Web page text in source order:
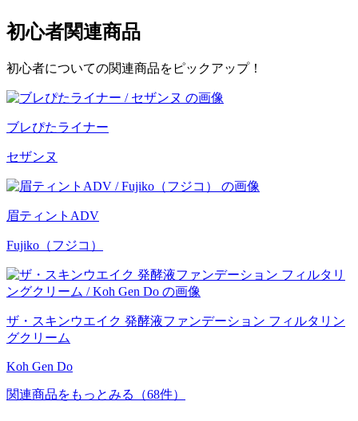
初心者関連商品
初心者についての関連商品をピックアップ！
ブレぴたライナー
セザンヌ
眉ティントADV
Fujiko（フジコ）
ザ・スキンウエイク 発酵液ファンデーション フィルタリン
グクリーム
Koh Gen Do
関連商品をもっとみる （68件）